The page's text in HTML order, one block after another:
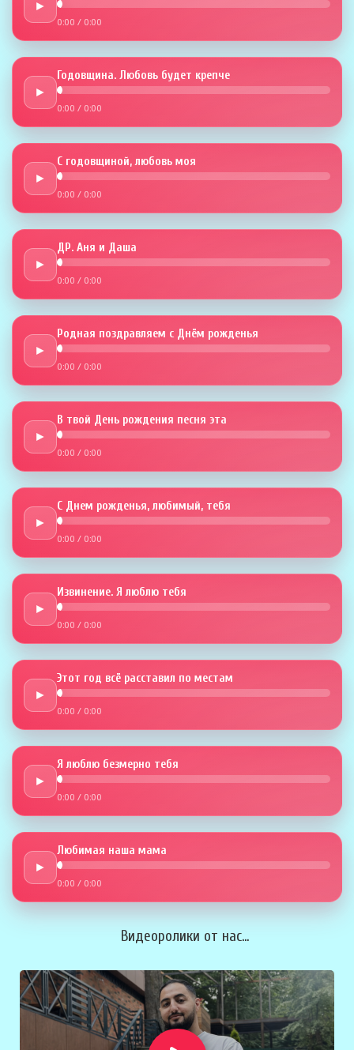
►
0:00 / 0:00
►
Годовщина. Любовь будет крепче
0:00 / 0:00
►
С годовщиной, любовь моя
0:00 / 0:00
►
ДР. Аня и Даша
0:00 / 0:00
►
Родная поздравляем с Днём рожденья
0:00 / 0:00
►
В твой День рождения песня эта
0:00 / 0:00
►
С Днем рожденья, любимый, тебя
0:00 / 0:00
►
Извинение. Я люблю тебя
0:00 / 0:00
►
Этот год всё расставил по местам
0:00 / 0:00
►
Я люблю безмерно тебя
0:00 / 0:00
►
Любимая наша мама
0:00 / 0:00
Видеоролики от нас...